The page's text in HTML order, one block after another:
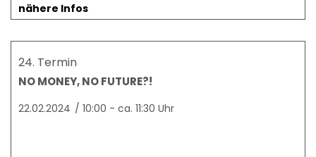
nähere Infos
24. Termin
NO MONEY, NO FUTURE?!
22.02.2024 / 10:00 - ca. 11:30 Uhr